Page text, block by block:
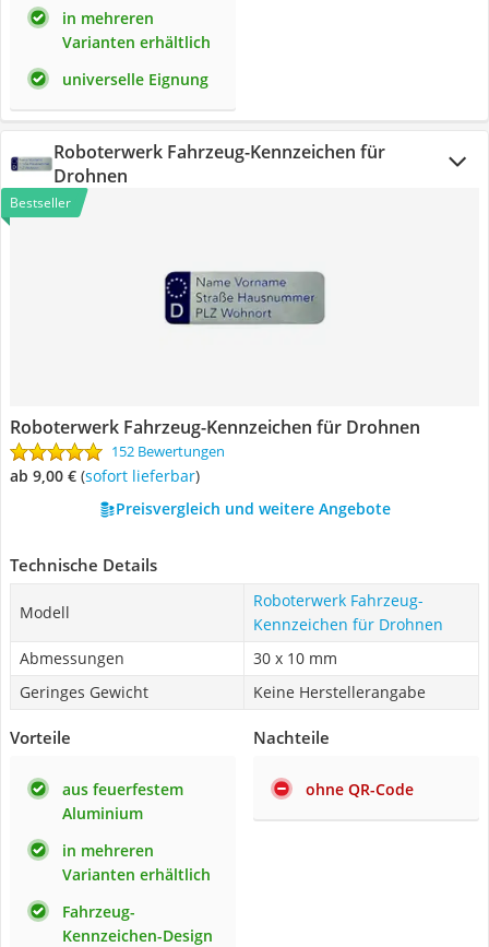
in mehreren
Varianten erhältlich
universelle Eignung
Roboterwerk Fahrzeug-Kennzeichen für
Drohnen
Bestseller
Roboterwerk Fahrzeug-Kennzeichen für Drohnen
152 Bewertungen
ab 9,00 € ( Sofort lieferbar)
Preisvergleich und weitere Angebote
Technische Details
Modell
Roboterwerk Fahrzeug-
Kennzeichen für Drohnen
Abmessungen
30 x 10 mm
Geringes Gewicht
Keine Herstellerangabe
Vorteile
aus feuerfestem
Aluminium
in mehreren
Varianten erhältlich
Fahrzeug-
Kennzeichen-Design
Nachteile
ohne QR-Code